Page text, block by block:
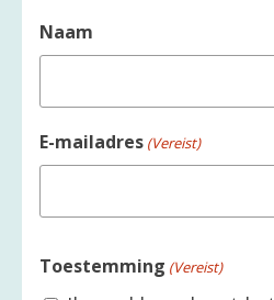
Naam
E-mailadres (Vereist)
Toestemming (Vereist)